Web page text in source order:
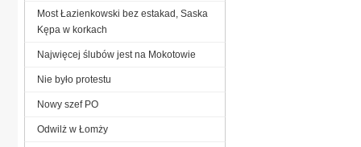
Most Łazienkowski bez estakad, Saska
Kępa w korkach
Najwięcej ślubów jest na Mokotowie
Nie było protestu
Nowy szef PO
Odwilż w Łomży